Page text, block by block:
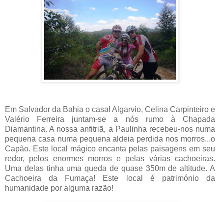
Em Salvador da Bahia o casal Algarvio, Celina Carpinteiro e
Valério Ferreira juntam-se a nós rumo à Chapada
Diamantina. A nossa anfitriã, a Paulinha recebeu-nos numa
pequena casa numa pequena aldeia perdida nos morros...o
Capão. Este local mágico encanta pelas paisagens em seu
redor, pelos enormes morros e pelas várias cachoeiras.
Uma delas tinha uma queda de quase 350m de altitude. A
Cachoeira da Fumaça! Este local é património da
humanidade por alguma razão!